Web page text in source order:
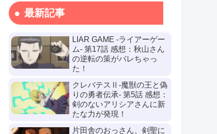
最新記事
LIAR GAME -ライアーゲー
ム- 第17話 感想：秋山さん
の逆転の策がバレちゃっ
た！
クレバテスⅡ-魔獣の王と偽
りの勇者伝承- 第5話 感想：
剣のないアリシアさんに新
たな力が発現！
片田舎のおっさん、剣聖に